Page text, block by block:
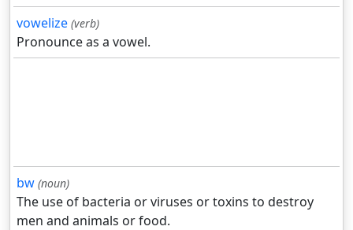
vowelize (verb)
Pronounce as a vowel.
bw (noun)
The use of bacteria or viruses or toxins to destroy
men and animals or food.